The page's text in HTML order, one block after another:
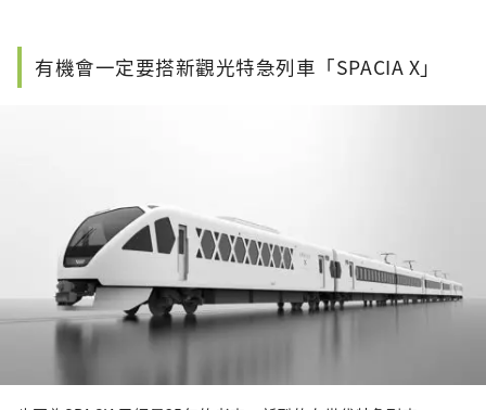
有機會一定要搭新觀光特急列車「SPACIA X」